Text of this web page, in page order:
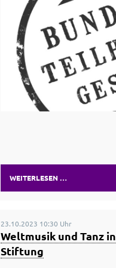
WEITERLESEN …
23.10.2023 10:30 Uhr
Weltmusik und Tanz
Stiftung